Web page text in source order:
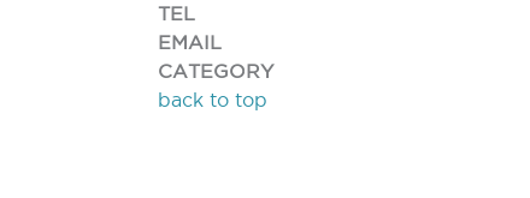
TEL
EMAIL
CATEGORY
back to top